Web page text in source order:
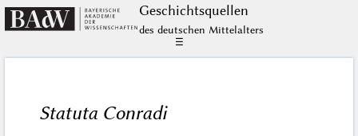
Geschichts­quellen
des deutschen Mittelalters
☰
Statuta Conradi